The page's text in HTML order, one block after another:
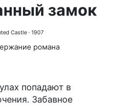
замок
Castle · 1907
романа
попадают в
Забавное